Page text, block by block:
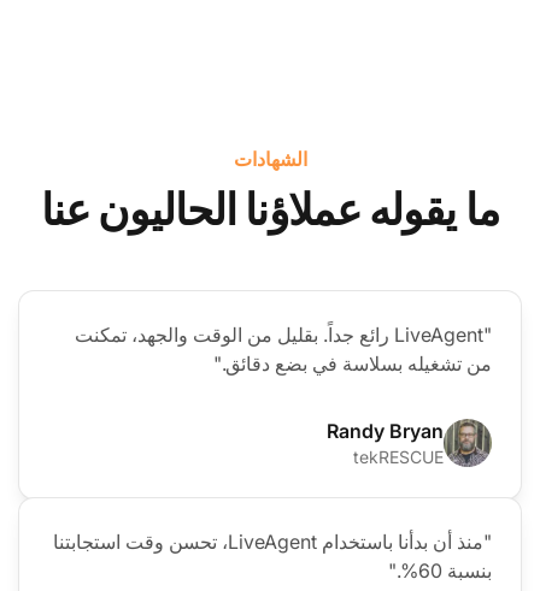
الشهادات
ما يقوله عملاؤنا الحاليون عنا
"LiveAgent رائع جداً. بقليل من الوقت والجهد، تمكنت
من تشغيله بسلاسة في بضع دقائق."
Randy Bryan
tekRESCUE
"منذ أن بدأنا باستخدام LiveAgent، تحسن وقت استجابتنا
بنسبة 60%."